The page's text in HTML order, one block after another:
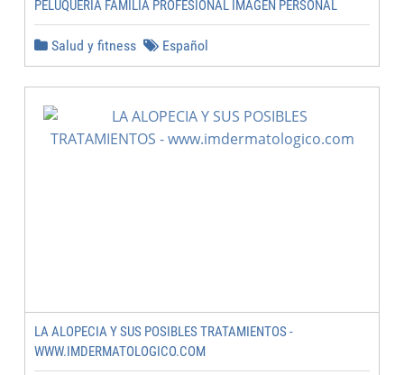
PELUQUERÍA FAMILIA PROFESIONAL IMAGEN PERSONAL
Salud y fitness Español
LA ALOPECIA Y SUS POSIBLES TRATAMIENTOS -
WWW.IMDERMATOLOGICO.COM